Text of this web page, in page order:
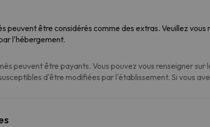
peuvent être considérés comme des extras. Veuillez
l'hébergement.
peuvent être payants. Vous pouvez vous renseigner
d'être modifiées par l'établissement. Si vous